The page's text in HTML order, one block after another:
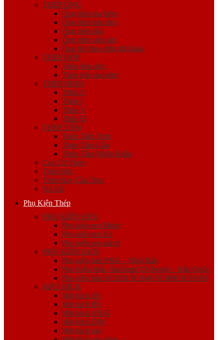
THÉP ỐNG
Ống thép mạ kẽm
Ống thép hàn đen
Ống thép đúc
Ống thép siêu âm
Ống lốc theo đơn đặt hàng
THÉP HỘP
Thép hộp đen
Thép hộp mạ kẽm
THÉP HÌNH
Thép U
Thép I
Thép V
Thép H
THÉP TẤM
Thép Tấm Trơn
Thép Tấm Gân
Thép Tấm Nhập Khẩu
Cọc Cừ Thép
Thép Đặc
Thép Ray Cầu Trục
Xà Gồ
Phụ Kiện Thép
PHỤ KIỆN REN
Phụ kiện ren Mech
Phụ kiện ren K1
Phụ kiện ren giá rẻ
PHỤ KIỆN HÀN
Phụ kiện hàn FKK – Nhật Bản
Phụ Kiện Hàn Jinil bend (Dybend) – Hàn Quốc
Phụ kiện hàn SCH20 SCH40 SCH80 SCH160
MẶT BÍCH
Mặt bích JIS
Mặt bích BS
Mặt bích ANSI
Mặt bích DIN
Mặt bích mù